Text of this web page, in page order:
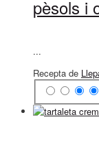
pèsols i
...
Recepta de